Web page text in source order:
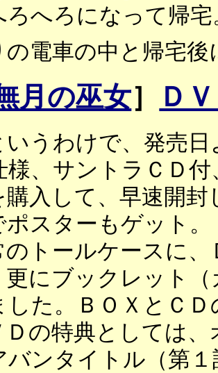
ろへろになって帰宅
電車の中と帰宅後
月の巫女］ Ｄ
うわけで、発売日
様、サントラＣＤ
購入して、早速開
スターもゲット。
トールケースに、
更にブックレット
した。ＢＯＸとＣ
の特典としては、
バンタイトル（第